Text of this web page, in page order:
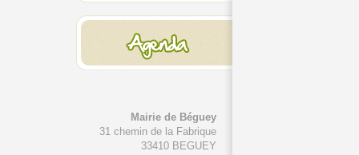
Mairie de Béguey
31 chemin de la Fabrique
33410 BEGUEY